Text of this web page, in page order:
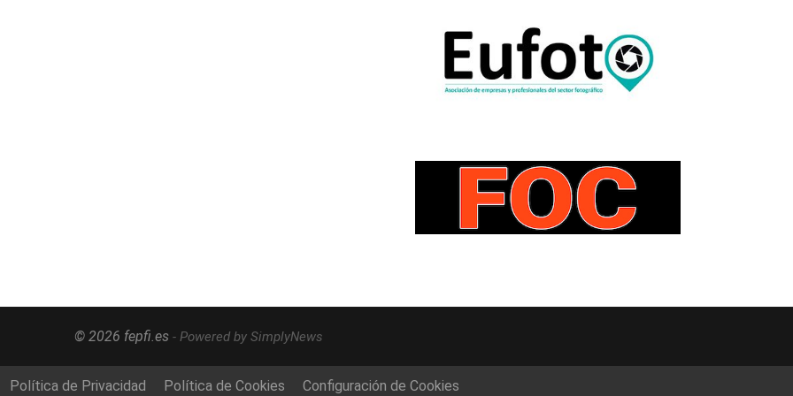
© 2026 fepfi.es - Powered by SimplyNews
Política de Privacidad Política de Cookies Configuración de Cookies